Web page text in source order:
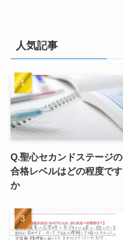
人気記事
Q.聖心セカンドステージの
合格レベルはどの程度です
か